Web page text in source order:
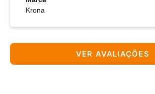
Krona
VER AVALIAÇÕES